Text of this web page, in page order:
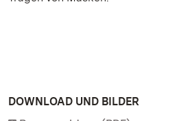
DOWNLOAD UND BILDER